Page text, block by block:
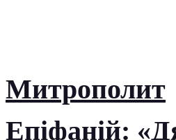
Митрополит
Епіфаній: